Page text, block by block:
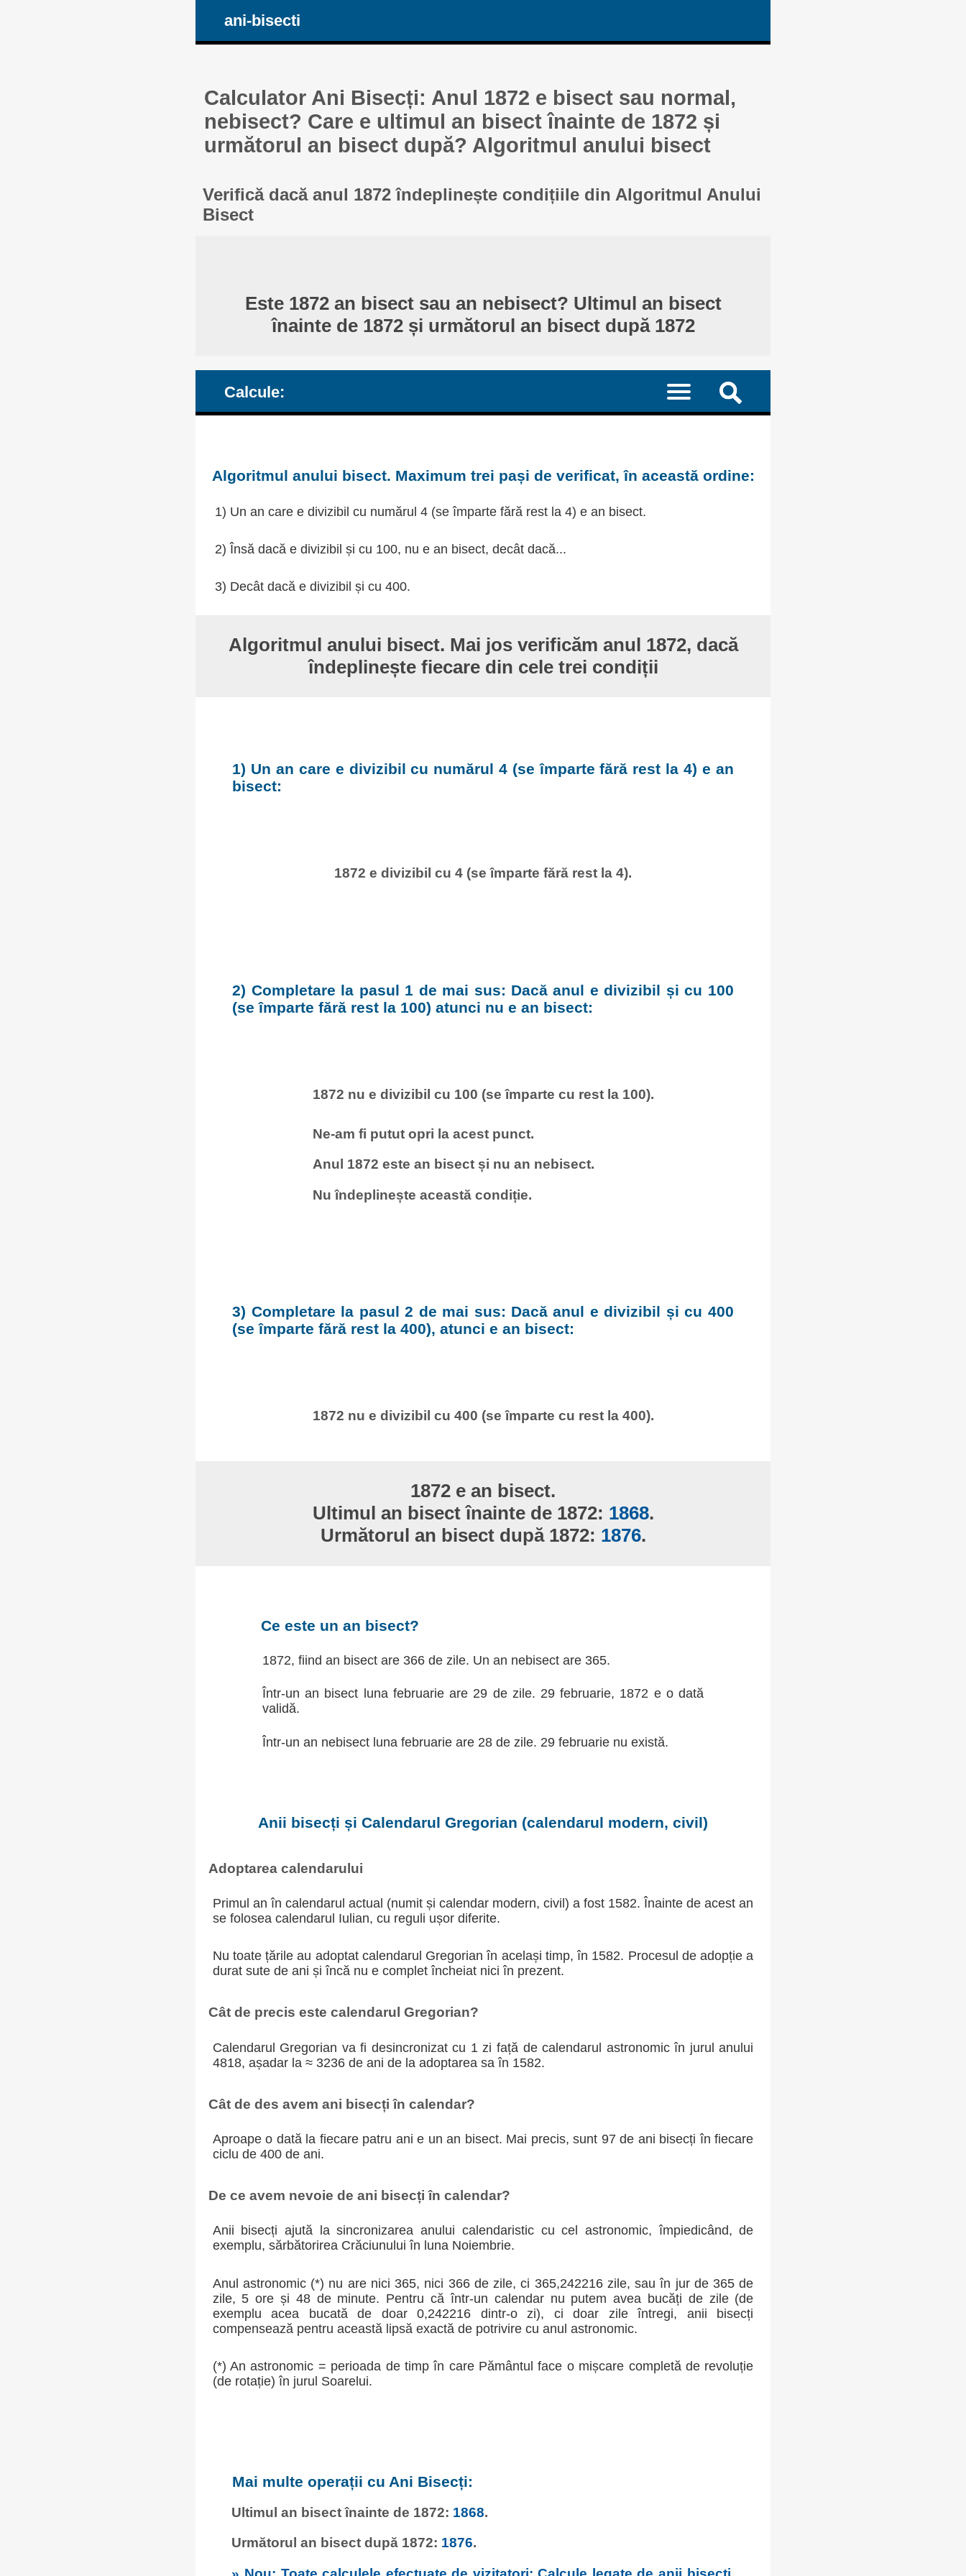
ani-bisecti
Calculator Ani Bisecți: Anul 1872 e bisect sau normal,
nebisect? Care e ultimul an bisect înainte de 1872 și
următorul an bisect după? Algoritmul anului bisect
Verifică dacă anul 1872 îndeplinește condițiile din Algoritmul Anului
Bisect
Este 1872 an bisect sau an nebisect? Ultimul an bisect
înainte de 1872 și următorul an bisect după 1872
Calcule:
Algoritmul anului bisect. Maximum trei pași de verificat, în această ordine:
1) Un an care e divizibil cu numărul 4 (se împarte fără rest la 4) e an bisect.
2) Însă dacă e divizibil și cu 100, nu e an bisect, decât dacă...
3) Decât dacă e divizibil și cu 400.
Algoritmul anului bisect. Mai jos verificăm anul 1872, dacă
îndeplinește fiecare din cele trei condiții
1) Un an care e divizibil cu numărul 4 (se împarte fără rest la 4) e an
bisect:
1872 e divizibil cu 4 (se împarte fără rest la 4).
2) Completare la pasul 1 de mai sus: Dacă anul e divizibil și cu 100
(se împarte fără rest la 100) atunci nu e an bisect:
1872 nu e divizibil cu 100 (se împarte cu rest la 100).
Ne-am fi putut opri la acest punct.
Anul 1872 este an bisect și nu an nebisect.
Nu îndeplinește această condiție.
3) Completare la pasul 2 de mai sus: Dacă anul e divizibil și cu 400
(se împarte fără rest la 400), atunci e an bisect:
1872 nu e divizibil cu 400 (se împarte cu rest la 400).
1872 e an bisect.
Ultimul an bisect înainte de 1872: 1868.
Următorul an bisect după 1872: 1876.
Ce este un an bisect?
1872, fiind an bisect are 366 de zile. Un an nebisect are 365.
Într-un an bisect luna februarie are 29 de zile. 29 februarie, 1872 e o dată
validă.
Într-un an nebisect luna februarie are 28 de zile. 29 februarie nu există.
Anii bisecți și Calendarul Gregorian (calendarul modern, civil)
Adoptarea calendarului
Primul an în calendarul actual (numit și calendar modern, civil) a fost 1582. Înainte de acest an
se folosea calendarul Iulian, cu reguli ușor diferite.
Nu toate țările au adoptat calendarul Gregorian în același timp, în 1582. Procesul de adopție a
durat sute de ani și încă nu e complet încheiat nici în prezent.
Cât de precis este calendarul Gregorian?
Calendarul Gregorian va fi desincronizat cu 1 zi față de calendarul astronomic în jurul anului
4818, așadar la ≈ 3236 de ani de la adoptarea sa în 1582.
Cât de des avem ani bisecți în calendar?
Aproape o dată la fiecare patru ani e un an bisect. Mai precis, sunt 97 de ani bisecți în fiecare
ciclu de 400 de ani.
De ce avem nevoie de ani bisecți în calendar?
Anii bisecți ajută la sincronizarea anului calendaristic cu cel astronomic, împiedicând, de
exemplu, sărbătorirea Crăciunului în luna Noiembrie.
Anul astronomic (*) nu are nici 365, nici 366 de zile, ci 365,242216 zile, sau în jur de 365 de
zile, 5 ore și 48 de minute. Pentru că într-un calendar nu putem avea bucăți de zile (de
exemplu acea bucată de doar 0,242216 dintr-o zi), ci doar zile întregi, anii bisecți
compensează pentru această lipsă exactă de potrivire cu anul astronomic.
(*) An astronomic = perioada de timp în care Pământul face o mișcare completă de revoluție
(de rotație) în jurul Soarelui.
Mai multe operații cu Ani Bisecți:
Ultimul an bisect înainte de 1872: 1868.
Următorul an bisect după 1872: 1876.
» Nou: Toate calculele efectuate de vizitatori: Calcule legate de anii bisecți.